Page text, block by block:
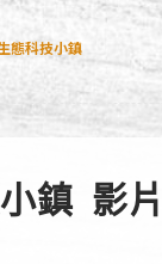
態科技小鎮
鎮 影片